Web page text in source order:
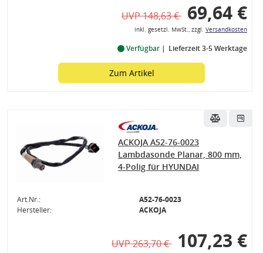
UVP 148,63 € 69,64 €
inkl. gesetzl. MwSt., zzgl. Versandkosten
Verfügbar Lieferzeit 3-5 Werktage
Zum Artikel
ACKOJA A52-76-0023
Lambdasonde Planar, 800 mm,
4-Polig für HYUNDAI
Art.Nr.:
A52-76-0023
Hersteller:
ACKOJA
UVP 263,70 € 107,23 €